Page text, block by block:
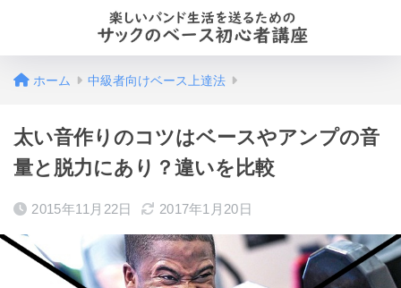
ホーム 中級者向けベース上達法
太い音作りのコツはベースやアンプの音
量と脱力にあり？違いを比較
2015年11月22日 2017年1月20日